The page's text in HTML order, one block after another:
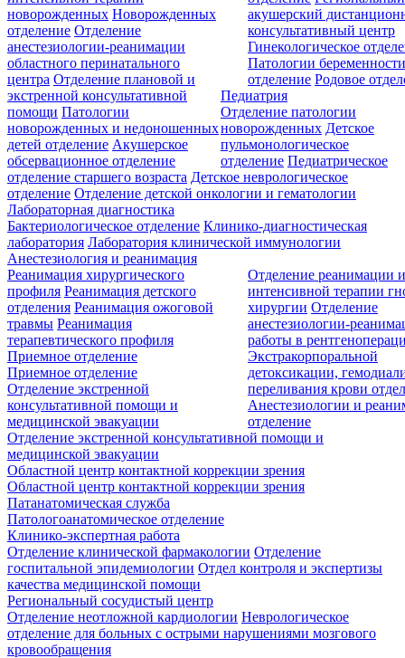
новорожденных Новорожденных
отделение Отделение
анестезиологии-реанимации
областного перинатального
центра Отделение плановой и
экстренной консультативной
помощи Патологии
новорожденных и недоношенных
детей отделение Акушерское
обсервационное отделение
акушерский
консультативный центр
Гинекологическое
Патологии
отделение Родовое
Педиатрия
Отделение патологии
новорожденных Детское
пульмонологическое
отделение Педиатрическое
отделение старшего возраста Детское неврологическое
отделение Отделение детской онкологии и гематологии
Лабораторная диагностика
Бактериологическое отделение Клинико-диагностическая
лаборатория Лаборатория клинической иммунологии
Анестезиология и реанимация
Реанимация хирургического
профиля Реанимация детского
отделения Реанимация ожоговой
травмы Реанимация
терапевтического профиля
Отделение реанимации
интенсивной терапии
хирургии Отделение
анестезиологии-
работы в
Экстракорпоральной
детоксикации,
переливания крови
Анестезиологии и
отделение
Приемное отделение
Приемное отделение
Отделение экстренной
консультативной помощи и
медицинской эвакуации
Отделение экстренной консультативной помощи и
медицинской эвакуации
Областной центр контактной коррекции зрения
Областной центр контактной коррекции зрения
Патанатомическая служба
Патологоанатомическое отделение
Клинико-экспертная работа
Отделение клинической фармакологии Отделение
госпитальной эпидемиологии Отдел контроля и экспертизы
качества медицинской помощи
Региональный сосудистый центр
Отделение неотложной кардиологии Неврологическое
отделение для больных с острыми нарушениями мозгового
кровообращения